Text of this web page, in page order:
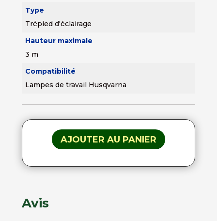
Type
Trépied d'éclairage
Hauteur maximale
3 m
Compatibilité
Lampes de travail Husqvarna
AJOUTER AU PANIER
Avis